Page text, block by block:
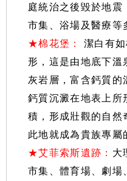
庭統治之後毀於地震
市集、浴場及醫療等
★棉花堡：
潔白有
形，這是由地底下溫
灰岩層，富含鈣質的
鈣質沉澱在地表上所
積，形成壯觀的自然
此地就成為貴族專屬
★艾菲索斯遺跡： 大
市集、體育場、劇場